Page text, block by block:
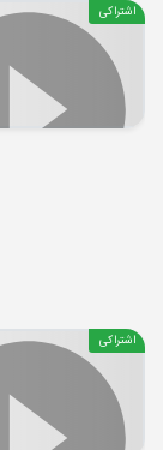
اشتراکی
اشتراکی